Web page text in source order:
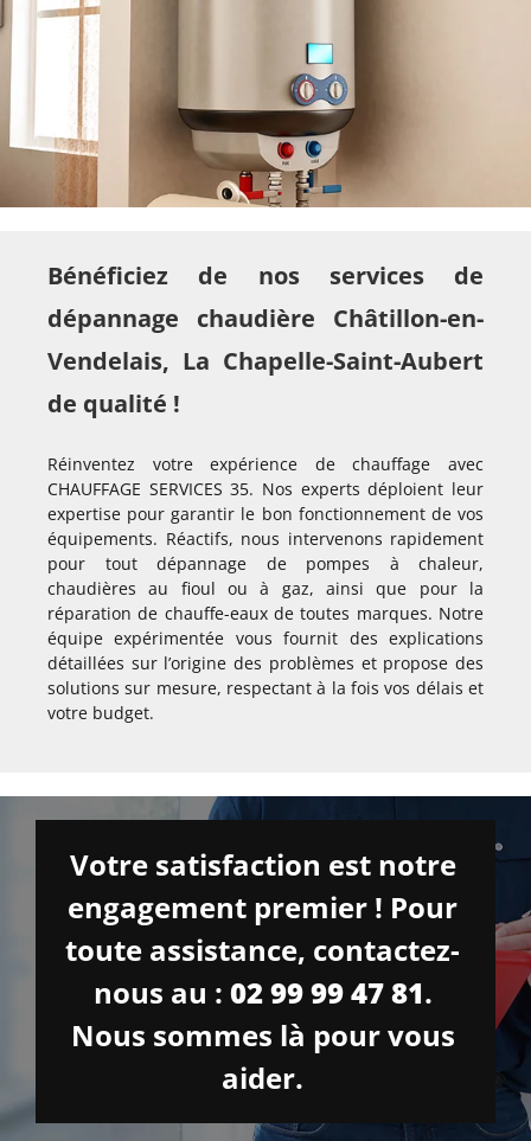
Bénéficiez de nos services de
dépannage chaudière Châtillon-en-
Vendelais, La Chapelle-Saint-Aubert
de qualité !
Réinventez votre expérience de chauffage avec
CHAUFFAGE SERVICES 35. Nos experts déploient leur
expertise pour garantir le bon fonctionnement de vos
équipements. Réactifs, nous intervenons rapidement
pour tout dépannage de pompes à chaleur,
chaudières au fioul ou à gaz, ainsi que pour la
réparation de chauffe-eaux de toutes marques. Notre
équipe expérimentée vous fournit des explications
détaillées sur l’origine des problèmes et propose des
solutions sur mesure, respectant à la fois vos délais et
votre budget.
Votre satisfaction est notre
engagement premier ! Pour
toute assistance, contactez-
nous au : 02 99 99 47 81.
Nous sommes là pour vous
aider.